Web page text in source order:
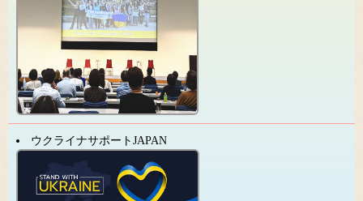
ウクライナサポートJAPAN